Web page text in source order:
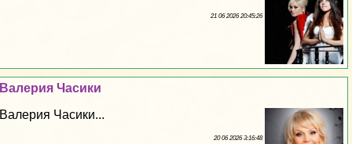
21 06 2026 20:45:26
Валерия Часики
Валерия Часики...
20 06 2026 3:16:48